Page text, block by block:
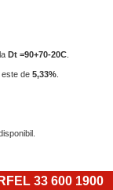
Dt =90+70-20C.
de 5,33%.
33 600 1900